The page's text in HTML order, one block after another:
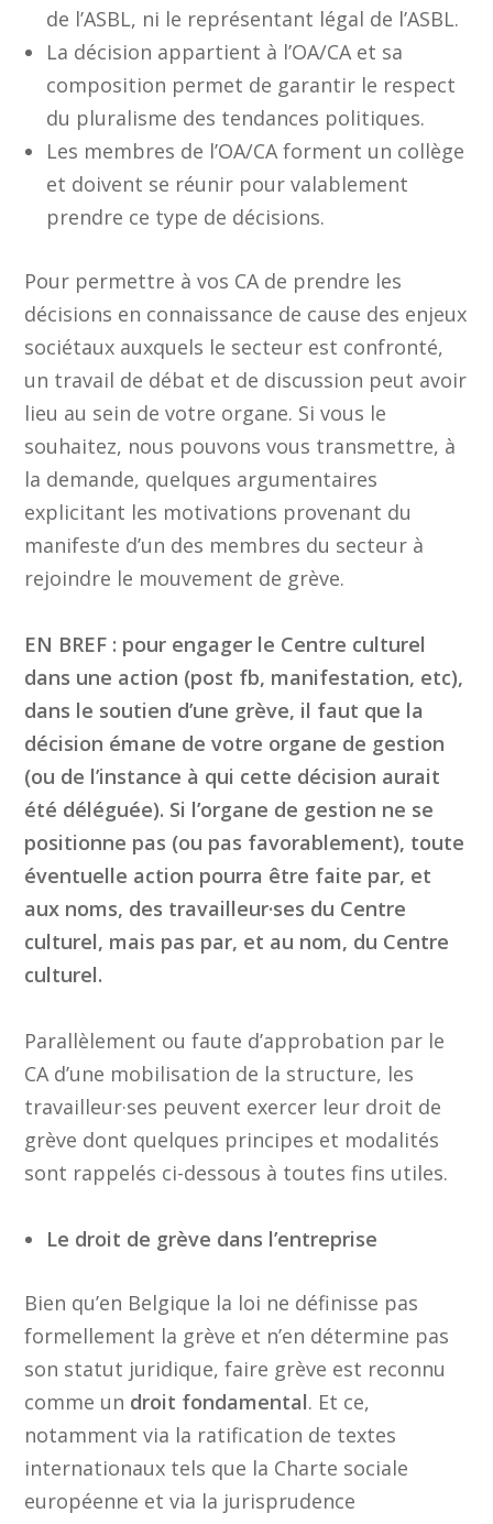
de l’ASBL, ni le représentant légal de l’ASBL.
La décision appartient à l’OA/CA et sa
composition permet de garantir le respect
du pluralisme des tendances politiques.
Les membres de l’OA/CA forment un collège
et doivent se réunir pour valablement
prendre ce type de décisions.
Pour permettre à vos CA de prendre les
décisions en connaissance de cause des enjeux
sociétaux auxquels le secteur est confronté,
un travail de débat et de discussion peut avoir
lieu au sein de votre organe. Si vous le
souhaitez, nous pouvons vous transmettre, à
la demande, quelques argumentaires
explicitant les motivations provenant du
manifeste d’un des membres du secteur à
rejoindre le mouvement de grève.
EN BREF : pour engager le Centre culturel
dans une action (post fb, manifestation, etc),
dans le soutien d’une grève, il faut que la
décision émane de votre organe de gestion
(ou de l’instance à qui cette décision aurait
été déléguée). Si l’organe de gestion ne se
positionne pas (ou pas favorablement), toute
éventuelle action pourra être faite par, et
aux noms, des travailleur·ses du Centre
culturel, mais pas par, et au nom, du Centre
culturel.
Parallèlement ou faute d’approbation par le
CA d’une mobilisation de la structure, les
travailleur·ses peuvent exercer leur droit de
grève dont quelques principes et modalités
sont rappelés ci-dessous à toutes fins utiles.
Le droit de grève dans l’entreprise
Bien qu’en Belgique la loi ne définisse pas
formellement la grève et n’en détermine pas
son statut juridique, faire grève est reconnu
comme un droit fondamental. Et ce,
notamment via la ratification de textes
internationaux tels que la Charte sociale
européenne et via la jurisprudence